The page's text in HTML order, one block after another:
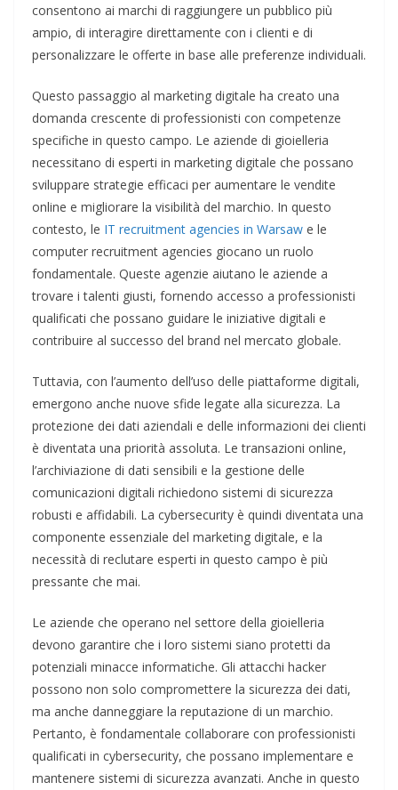
consentono ai marchi di raggiungere un pubblico più
ampio, di interagire direttamente con i clienti e di
personalizzare le offerte in base alle preferenze individuali.
Questo passaggio al marketing digitale ha creato una
domanda crescente di professionisti con competenze
specifiche in questo campo. Le aziende di gioielleria
necessitano di esperti in marketing digitale che possano
sviluppare strategie efficaci per aumentare le vendite
online e migliorare la visibilità del marchio. In questo
contesto, le IT recruitment agencies in Warsaw e le
computer recruitment agencies giocano un ruolo
fondamentale. Queste agenzie aiutano le aziende a
trovare i talenti giusti, fornendo accesso a professionisti
qualificati che possano guidare le iniziative digitali e
contribuire al successo del brand nel mercato globale.
Tuttavia, con l’aumento dell’uso delle piattaforme digitali,
emergono anche nuove sfide legate alla sicurezza. La
protezione dei dati aziendali e delle informazioni dei clienti
è diventata una priorità assoluta. Le transazioni online,
l’archiviazione di dati sensibili e la gestione delle
comunicazioni digitali richiedono sistemi di sicurezza
robusti e affidabili. La cybersecurity è quindi diventata una
componente essenziale del marketing digitale, e la
necessità di reclutare esperti in questo campo è più
pressante che mai.
Le aziende che operano nel settore della gioielleria
devono garantire che i loro sistemi siano protetti da
potenziali minacce informatiche. Gli attacchi hacker
possono non solo compromettere la sicurezza dei dati,
ma anche danneggiare la reputazione di un marchio.
Pertanto, è fondamentale collaborare con professionisti
qualificati in cybersecurity, che possano implementare e
mantenere sistemi di sicurezza avanzati. Anche in questo